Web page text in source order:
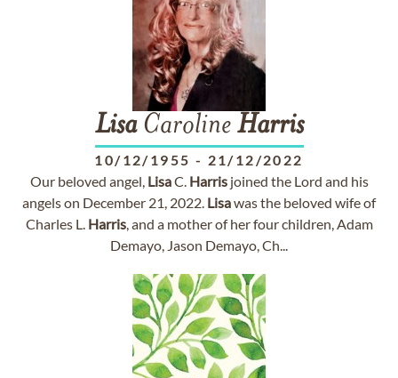
LisaCaroline Harris
10/12/1955 - 21/12/2022
Our beloved angel, LisaC. Harrisjoined the Lord and his
angels on December 21, 2022. Lisawas the beloved wife of
Charles L. Harris, and a mother of her four children, Adam
Demayo, Jason Demayo, Ch...